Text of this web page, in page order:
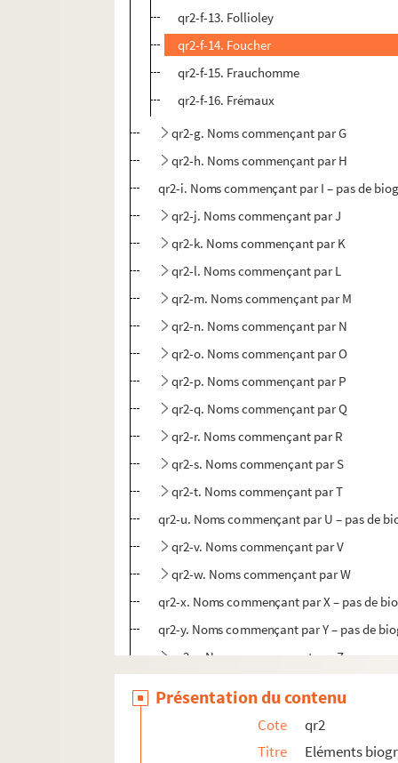
qr2-f-13. Follioley
qr2-f-14. Foucher
qr2-f-15. Frauchomme
qr2-f-16. Frémaux
qr2-g. Noms commençant par G
qr2-h. Noms commençant par H
qr2-i. Noms commençant par I – pas de
qr2-j. Noms commençant par J
qr2-k. Noms commençant par K
qr2-l. Noms commençant par L
qr2-m. Noms commençant par M
qr2-n. Noms commençant par N
qr2-o. Noms commençant par O
qr2-p. Noms commençant par P
qr2-q. Noms commençant par Q
qr2-r. Noms commençant par R
qr2-s. Noms commençant par S
qr2-t. Noms commençant par T
qr2-u. Noms commençant par U – pas de
qr2-v. Noms commençant par V
qr2-w. Noms commençant par W
qr2-x. Noms commençant par X – pas de
qr2-y. Noms commençant par Y – pas de
qr2-z. Noms commençant par Z
qr3. Documents anciens : villes par
qr6. Brochures et prospectus
qr7. Documents recueillis par M. Martin
Présentation du contenu
Cote
qr2
Titre
Eléments